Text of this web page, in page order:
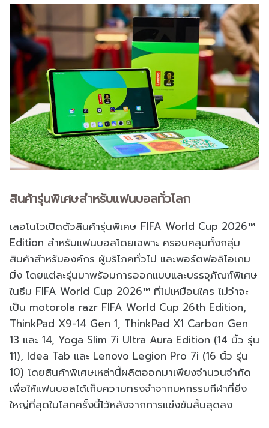
สินค้ารุ่นพิเศษสำหรับแฟนบอลทั่วโลก
เลอโนโวเปิดตัวสินค้ารุ่นพิเศษ FIFA World Cup 2026™
Edition สำหรับแฟนบอลโดยเฉพาะ ครอบคลุมทั้งกลุ่ม
สินค้าสำหรับองค์กร ผู้บริโภคทั่วไป และพอร์ตฟอลิโอเกม
มิ่ง โดยแต่ละรุ่นมาพร้อมการออกแบบและบรรจุภัณฑ์พิเศษ
ในธีม FIFA World Cup 2026™ ที่ไม่เหมือนใคร ไม่ว่าจะ
เป็น motorola razr FIFA World Cup 26th Edition,
ThinkPad X9-14 Gen 1, ThinkPad X1 Carbon Gen
13 และ 14, Yoga Slim 7i Ultra Aura Edition (14 นิ้ว รุ่น
11), Idea Tab และ Lenovo Legion Pro 7i (16 นิ้ว รุ่น
10) โดยสินค้าพิเศษเหล่านี้ผลิตออกมาเพียงจำนวนจำกัด
เพื่อให้แฟนบอลได้เก็บความทรงจำจากมหกรรมกีฬาที่ยิ่ง
ใหญ่ที่สุดในโลกครั้งนี้ไว้หลังจากการแข่งขันสิ้นสุดลง